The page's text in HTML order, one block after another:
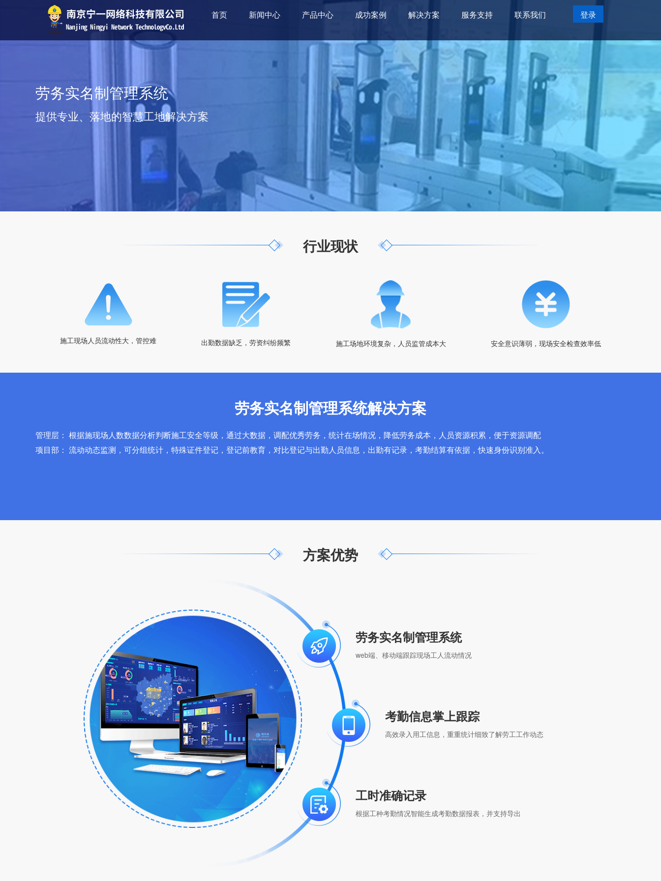
首页 新闻中心 产品中心 成功案例 解决方案 服务支持 联系我们 登录
劳务实名制管理系统
提供专业、落地的智慧工地解决方案
行业现状
施工现场人员流动性大，管控难 出勤数据缺乏，劳资纠纷频繁 施工场地环境复杂，人员监管成本大 安全意识薄弱，现场安全检查效率低
劳务实名制管理系统解决方案
管理层： 根据施现场人数数据分析判断施工安全等级，通过大数据，调配优秀劳务，统计在场情况，降低劳务成本，人员资源积累，便于资源调配
项目部： 流动动态监测，可分组统计，特殊证件登记，登记前教育，对比登记与出勤人员信息，出勤有记录，考勤结算有依据，快速身份识别准入。
方案优势
劳务实名制管理系统
web端、移动端跟踪现场工人流动情况
考勤信息掌上跟踪
高效录入用工信息，重重统计细致了解劳工工作动态
工时准确记录
根据工种考勤情况智能生成考勤数据报表，并支持导出